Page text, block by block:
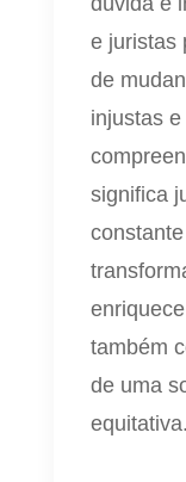
e juristas
de
injustas
significa
também
de uma
equitativa.